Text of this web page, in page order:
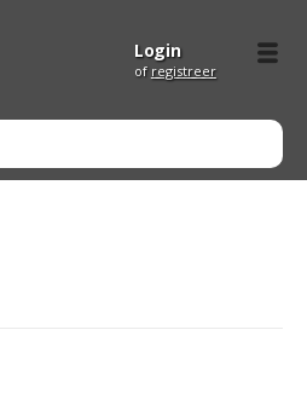
Login
of registreer